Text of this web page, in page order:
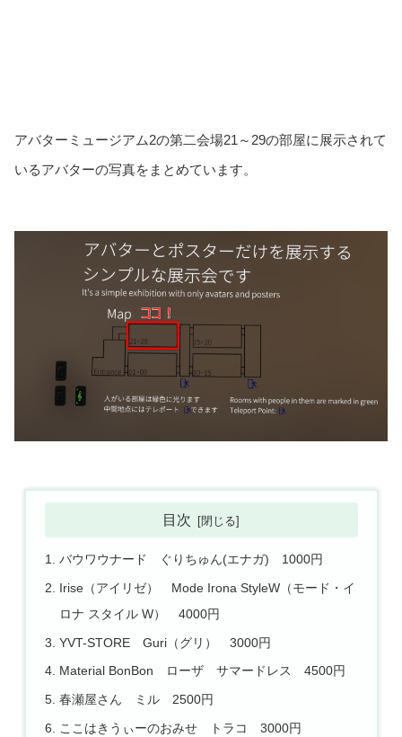
アバターミュージアム2の第二会場21～29の部屋に展示されて
いるアバターの写真をまとめています。
目次
バウワウナード ぐりちゅん(エナガ) 1000円
Irise（アイリゼ） Mode Irona StyleW（モード・イ
ロナ スタイル W） 4000円
YVT-STORE Guri（グリ） 3000円
Material BonBon ローザ サマードレス 4500円
春瀬屋さん ミル 2500円
ここはきうぃーのおみせ トラコ 3000円